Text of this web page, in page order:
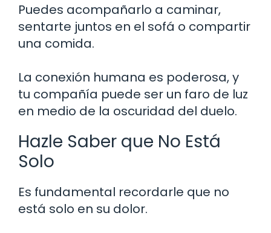
Puedes acompañarlo a caminar,
sentarte juntos en el sofá o compartir
una comida.
La conexión humana es poderosa, y
tu compañía puede ser un faro de luz
en medio de la oscuridad del duelo.
Hazle Saber que No Está
Solo
Es fundamental recordarle que no
está solo en su dolor.